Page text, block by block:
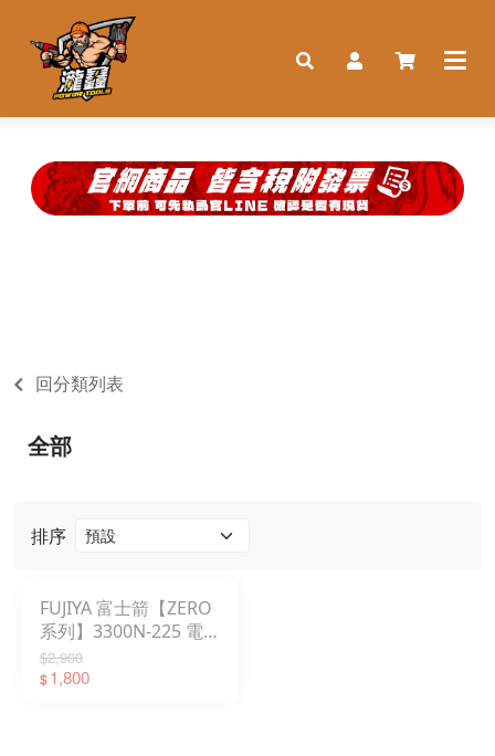
回分類列表
排序
FUJIYA 富士箭【ZERO
系列】3300N-225 電工
職人鋼絲鉗
$2,900
$1,800
全部